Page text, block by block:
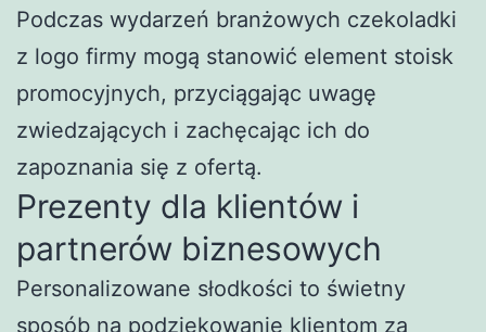
Podczas wydarzeń branżowych czekoladki
z logo firmy mogą stanowić element stoisk
promocyjnych, przyciągając uwagę
zwiedzających i zachęcając ich do
zapoznania się z ofertą.
Prezenty dla klientów i
partnerów biznesowych
Personalizowane słodkości to świetny
sposób na podziękowanie klientom za